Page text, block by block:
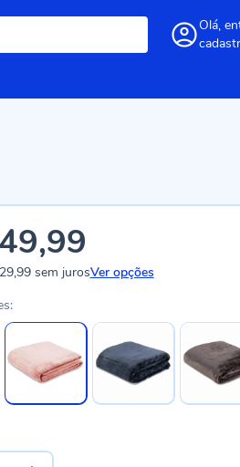
Olá,
sem jurosVer opções